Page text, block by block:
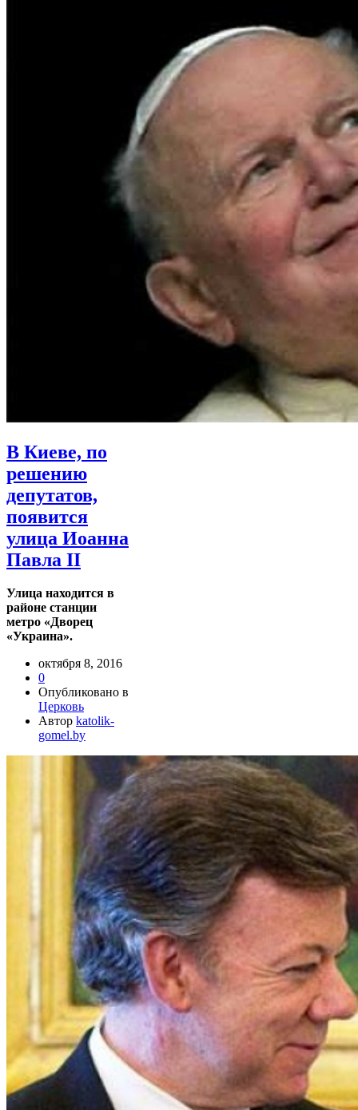
В Киеве, по
решению
депутатов,
появится
улица Иоанна
Павла II
Улица находится в
районе станции
метро «Дворец
«Украина».
октября 8, 2016
0
Опубликовано в
Церковь
Автор katolik-
gomel.by